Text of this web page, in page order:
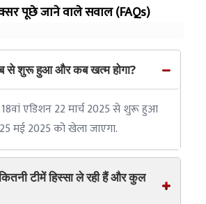
पूछे जाने वाले सवाल (FAQs)
से शुरू हुआ और कब खत्म होगा?
एडिशन 22 मार्च 2025 से शुरू हुआ
मई 2025 को खेला जाएगा.
टीमें हिस्सा ले रही हैं और कुल